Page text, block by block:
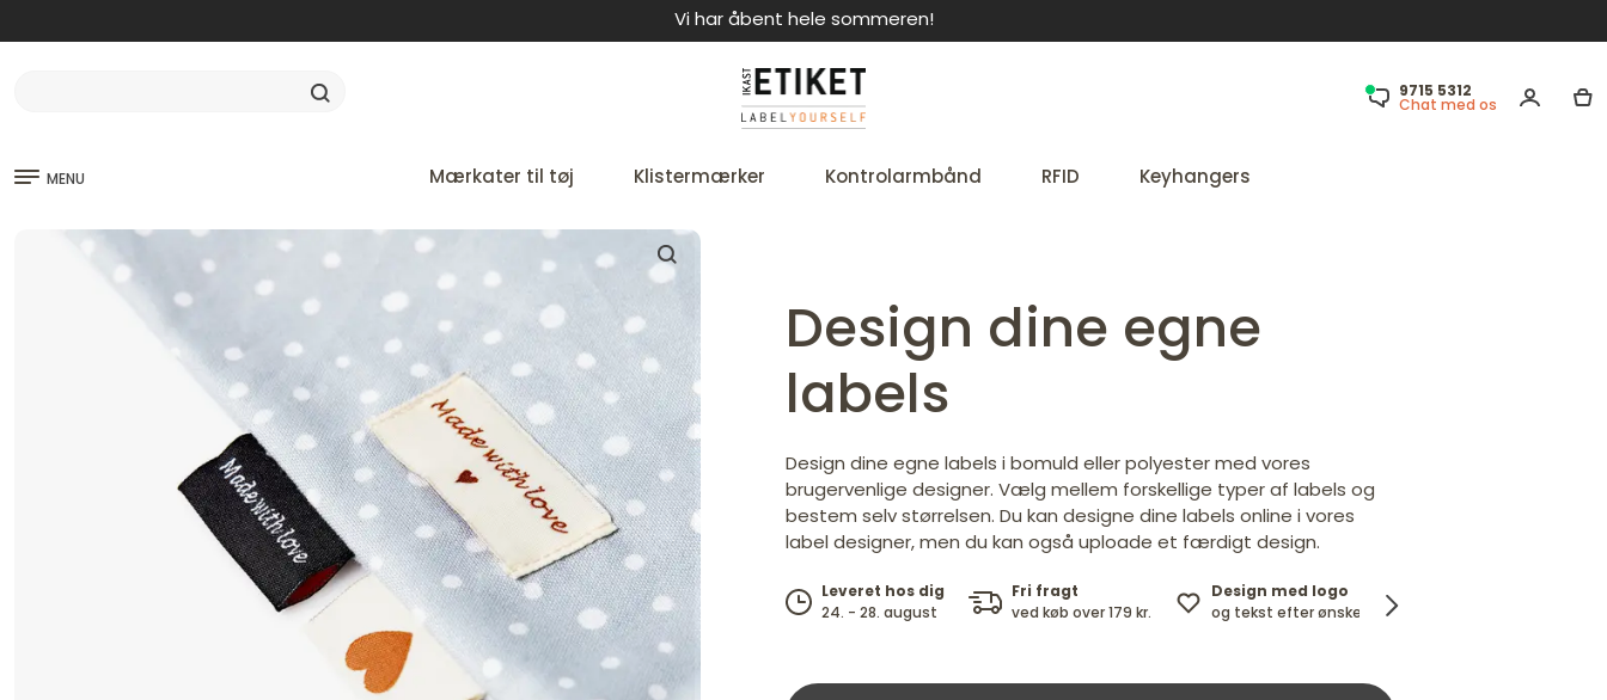
Vi har åbent hele sommeren!
9715 5312
Chat med os
MENU Mærkater til tøj Klistermærker Kontrolarmbånd RFID Keyhangers
Design dine egne
labels
Design dine egne labels i bomuld eller polyester med vores
brugervenlige designer. Vælg mellem forskellige typer af labels og
bestem selv størrelsen. Du kan designe dine labels online i vores
label designer, men du kan også uploade et færdigt design.
Leveret hos dig
24. - 28. august
Fri fragt
ved køb over 179 kr.
Design med logo
og tekst efter ønske.